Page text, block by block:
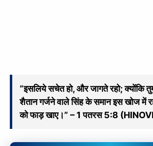
“इसलिये सचेत हो, और जागते रहो; क्योंकि
शैतान गर्जने वाले सिंह के समान इस खोज में
को फाड़ खाए।” – 1 पतरस 5:8